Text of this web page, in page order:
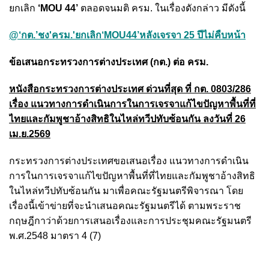
ยกเลิก ‘MOU 44’ ตลอดจนมติ ครม. ในเรื่องดังกล่าว มีดังนี้
@‘กต.’ชง'ครม.'ยกเลิก‘MOU44’หลังเจรจา 25 ปีไม่คืบหน้า
ข้อเสนอกระทรวงการต่างประเทศ (กต.) ต่อ ครม.
หนังสือกระทรวงการต่างประเทศ ด่วนที่สุด ที่ กต. 0803/286
เรื่อง แนวทางการดำเนินการในการเจรจาแก้ไขปัญหาพื้นที่ที่
ไทยและกัมพูชาอ้างสิทธิในไหล่ทวีปทับซ้อนกัน ลงวันที่ 26
เม.ย.2569
กระทรวงการต่างประเทศขอเสนอเรื่อง แนวทางการดำเนิน
การในการเจรจาแก้ไขปัญหาพื้นที่ที่ไทยและกัมพูชาอ้างสิทธิ
ในไหล่ทวีปทับซ้อนกัน มาเพื่อคณะรัฐมนตรีพิจารณา โดย
เรื่องนี้เข้าข่ายที่จะนำเสนอคณะรัฐมนตรีได้ ตามพระราช
กฤษฎีกาว่าด้วยการเสนอเรื่องและการประชุมคณะรัฐมนตรี
พ.ศ.2548 มาตรา 4 (7)